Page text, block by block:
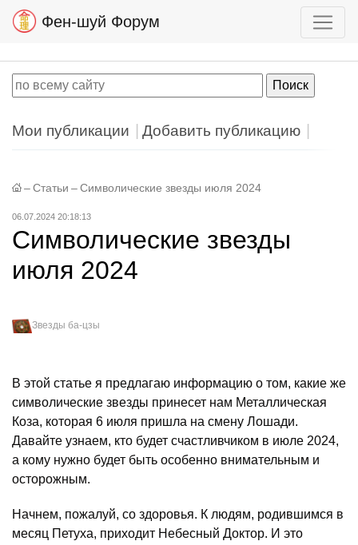
Фен-шуй Форум
Мои публикации Добавить публикацию
– Статьи – Символические звезды июля 2024
06.07.2024 20:18:13
Символические звезды
июля 2024
Звезды ба-цзы
В этой статье я предлагаю информацию о том, какие же
символические звезды принесет нам Металлическая
Коза, которая 6 июля пришла на смену Лошади.
Давайте узнаем, кто будет счастливчиком в июле 2024,
а кому нужно будет быть особенно внимательным и
осторожным.
Начнем, пожалуй, со здоровья. К людям, родившимся в
месяц Петуха, приходит Небесный Доктор. И это